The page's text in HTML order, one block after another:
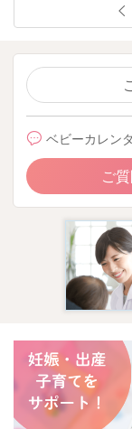
ベビーカレン
ご